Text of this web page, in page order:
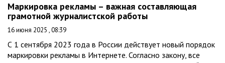
Маркировка рекламы – важная составляющая
грамотной журналистской работы
16 июня 2025 , 08:39
С 1 сентября 2023 года в России действует новый порядок
маркировки рекламы в Интернете. Согласно закону, все